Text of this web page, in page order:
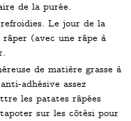
de la purée.
Le jour de la
(avec une râpe à
de matière grasse à
adhésive assez
les patates râpées
sur les côtési pour